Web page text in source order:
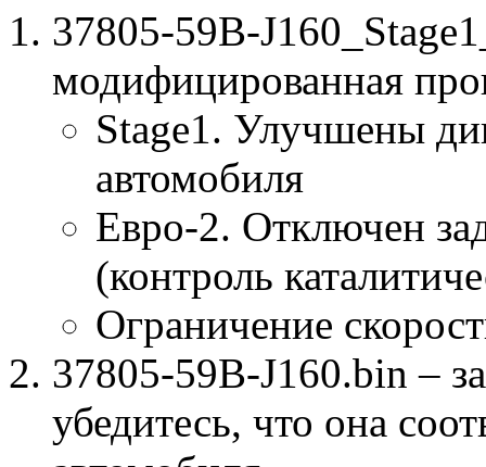
37805-59B-
модифицированная
Stage1. Улучшены
автомобиля
Евро-2. Отключен
(контроль
Ограничение
37805-59B-J160.bin –
убедитесь, что она